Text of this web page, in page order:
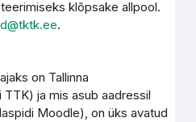
klõpsake allpool.
.
on Tallinna
ja mis asub aadressil
Moodle), on üks avatud